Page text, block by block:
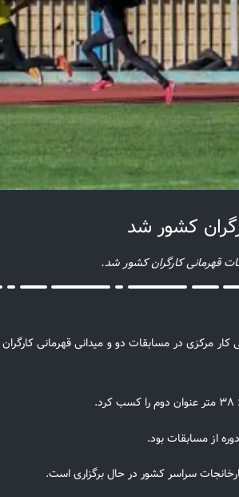
کشور شد
قهرمانی کارگران کشور شد.
مرکزی در مسابقات دو و میدانی قهرمانی
از مسابقات بود.